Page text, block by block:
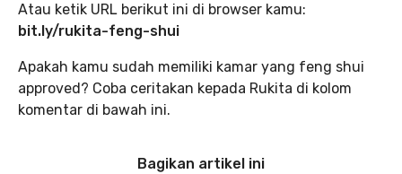
Atau ketik URL berikut ini di browser kamu:
bit.ly/rukita-feng-shui
Apakah kamu sudah memiliki kamar yang feng shui
approved? Coba ceritakan kepada Rukita di kolom
komentar di bawah ini.
Bagikan artikel ini